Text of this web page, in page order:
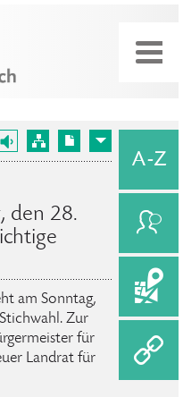
den 28.
am Sonntag,
Zur
für
Landrat für